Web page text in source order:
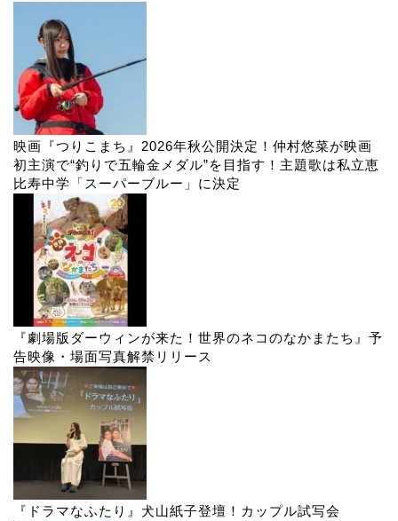
映画『つりこまち』2026年秋公開決定！仲村悠菜が映画
初主演で“釣りで五輪金メダル”を目指す！主題歌は私立恵
比寿中学「スーパーブルー」に決定
『劇場版ダーウィンが来た！世界のネコのなかまたち』予
告映像・場面写真解禁リリース
『ドラマなふたり』犬山紙子登壇！カップル試写会